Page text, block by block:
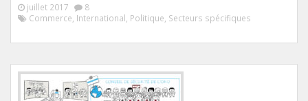
juillet 2017
8
Commerce, International, Politique, Secteurs spécifiques